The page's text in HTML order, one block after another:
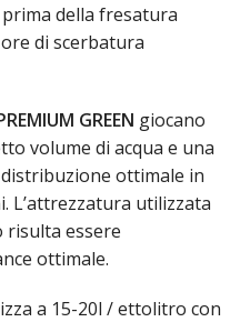
della fresatura
di scerbatura
GREEN giocano
volume di acqua e una
ottimale in
L’attrezzatura utilizzata
essere
ottimale.
a 15-20l / ettolitro con